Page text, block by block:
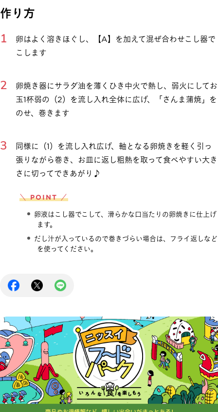
作り方
卵はよく溶きほぐし、【A】を加えて混ぜ合わせこし器で
こします
卵焼き器にサラダ油を薄くひき中火で熱し、弱火にしてお
玉1杯弱の（2）を流し入れ全体に広げ、「さんま蒲焼」を
のせ、巻きます
同様に（1）を流し入れ広げ、軸となる卵焼きを軽く引っ
張りながら巻き、お皿に返し粗熱を取って食べやすい大き
さに切ってできあがり♪
＼ POINT ／
卵液はこし器でこして、滑らかな口当たりの卵焼きに仕上げ
ます。
だし汁が入っているので巻きづらい場合は、フライ返しなど
を使ってください。